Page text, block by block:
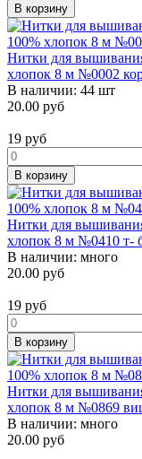
В корзину
Нитки для
хлопок 8 м №0002
В наличии: 44 шт
20.00 руб
19 руб
В корзину
Нитки для
хлопок 8 м №0410 т-
В наличии: много
20.00 руб
19 руб
В корзину
Нитки для
хлопок 8 м №0869
В наличии: много
20.00 руб